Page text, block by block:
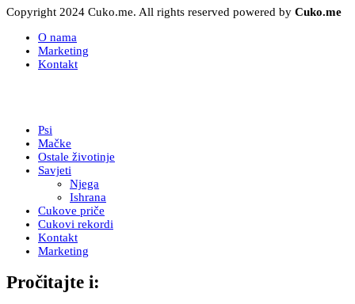
Copyright 2024 Cuko.me. All rights reserved powered by Cuko.me
O nama
Marketing
Kontakt
Psi
Mačke
Ostale životinje
Savjeti
Njega
Ishrana
Cukove priče
Cukovi rekordi
Kontakt
Marketing
Pročitajte i: